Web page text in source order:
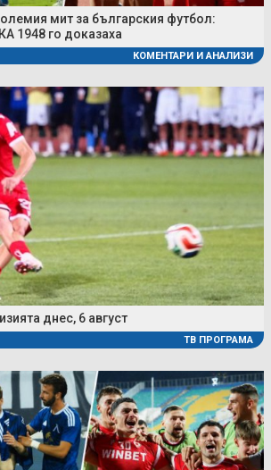
мит за българския футбол:
1948 го доказаха
КОМЕНТАРИ И АНАЛИЗИ
днес, 6 август
ТВ ПРОГРАМА